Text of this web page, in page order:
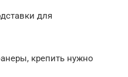
для
крепить нужно